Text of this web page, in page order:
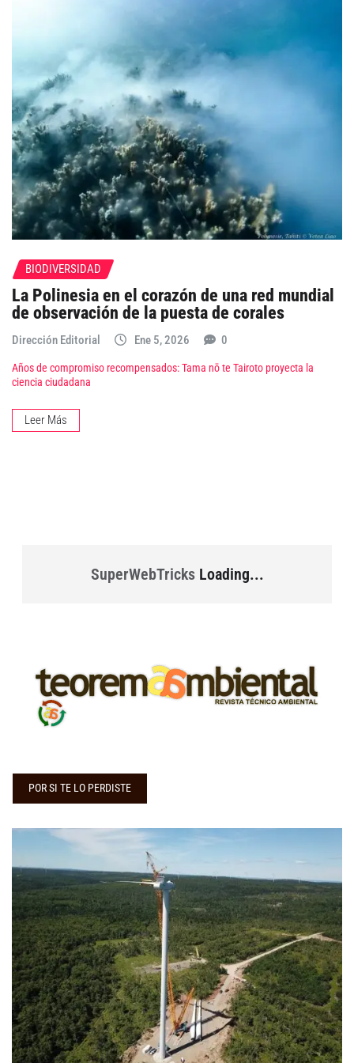
BIODIVERSIDAD
La Polinesia en el corazón de una red mundial
de observación de la puesta de corales
Dirección Editorial Ene 5, 2026 0
Años de compromiso recompensados: Tama nō te Tairoto proyecta la
ciencia ciudadana
Leer Más
SuperWebTricksLoading...
POR SI TE LO PERDISTE